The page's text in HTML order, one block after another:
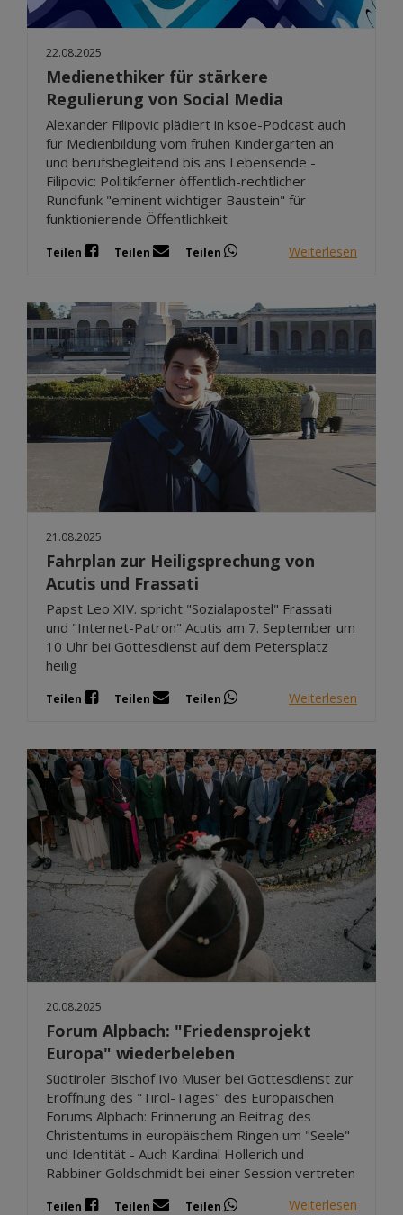
22.08.2025
Medienethiker für stärkere
Regulierung von Social Media
Alexander Filipovic plädiert in ksoe-Podcast auch
für Medienbildung vom frühen Kindergarten an
und berufsbegleitend bis ans Lebensende -
Filipovic: Politikferner öffentlich-rechtlicher
Rundfunk "eminent wichtiger Baustein" für
funktionierende Öffentlichkeit
Teilen Teilen Teilen Weiterlesen
21.08.2025
Fahrplan zur Heiligsprechung von
Acutis und Frassati
Papst Leo XIV. spricht "Sozialapostel" Frassati
und "Internet-Patron" Acutis am 7. September um
10 Uhr bei Gottesdienst auf dem Petersplatz
heilig
Teilen Teilen Teilen Weiterlesen
20.08.2025
Forum Alpbach: "Friedensprojekt
Europa" wiederbeleben
Südtiroler Bischof Ivo Muser bei Gottesdienst zur
Eröffnung des "Tirol-Tages" des Europäischen
Forums Alpbach: Erinnerung an Beitrag des
Christentums in europäischem Ringen um "Seele"
und Identität - Auch Kardinal Hollerich und
Rabbiner Goldschmidt bei einer Session vertreten
Teilen Teilen Teilen Weiterlesen